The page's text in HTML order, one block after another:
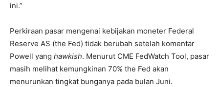
ini.”
Perkiraan pasar mengenai kebijakan moneter Federal
Reserve AS (the Fed) tidak berubah setelah komentar
Powell yang hawkish. Menurut CME FedWatch Tool, pasar
masih melihat kemungkinan 70% the Fed akan
menurunkan tingkat bunganya pada bulan Juni.